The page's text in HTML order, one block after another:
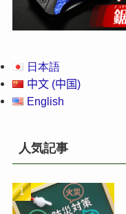
日本語
中文 (中国)
English
人気記事